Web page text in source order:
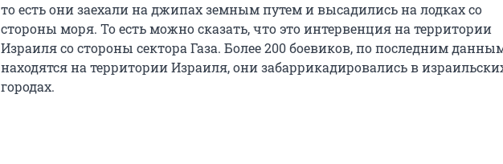
то есть они заехали на джипах земным путем и высадились на лодках со
стороны моря. То есть можно сказать, что это интервенция на территории
Израиля со стороны сектора Газа. Более 200 боевиков, по последним
находятся на территории Израиля, они забаррикадировались в
городах.